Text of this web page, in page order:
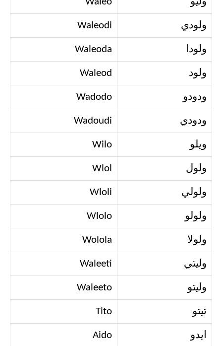
ولودي Waleodi
ولودا Waleoda
ولود Waleod
ودودو Wadodo
ودودي Wadoudi
ويلو Wilo
ولول Wlol
ولولي Wloli
ولولو Wlolo
ولولا Wolola
وليتي Waleeti
وليتو Waleeto
تيتو Tito
ايدو Aido